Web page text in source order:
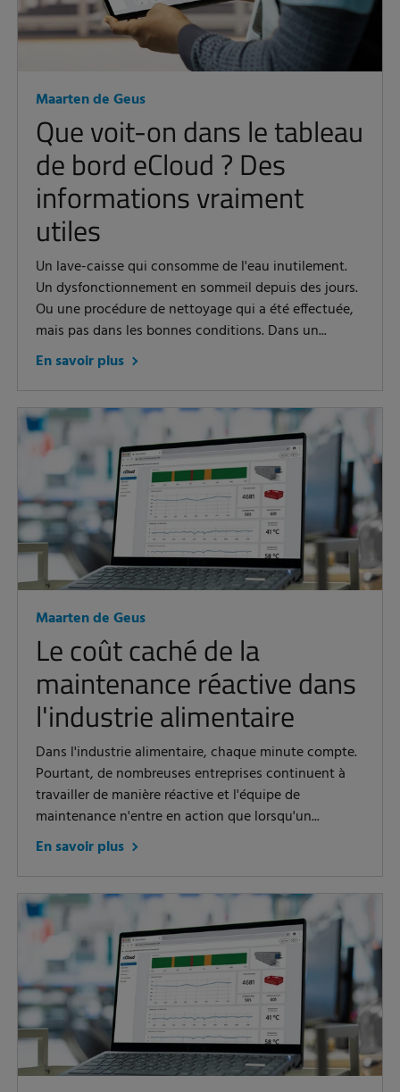
Maarten de Geus
Que voit-on dans le tableau
de bord eCloud ? Des
informations vraiment
utiles
Un lave-caisse qui consomme de l'eau inutilement.
Un dysfonctionnement en sommeil depuis des jours.
Ou une procédure de nettoyage qui a été effectuée,
mais pas dans les bonnes conditions. Dans un...
En savoir plus
Maarten de Geus
Le coût caché de la
maintenance réactive dans
l'industrie alimentaire
Dans l'industrie alimentaire, chaque minute compte.
Pourtant, de nombreuses entreprises continuent à
travailler de manière réactive et l'équipe de
maintenance n'entre en action que lorsqu'un...
En savoir plus